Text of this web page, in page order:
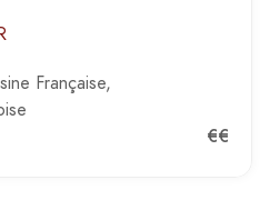
Française
€€